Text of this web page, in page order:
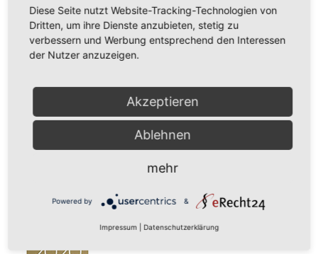
Diese Seite nutzt Website-Tracking-Technologien von
Dritten, um ihre Dienste anzubieten, stetig zu
verbessern und Werbung entsprechend den Interessen
der Nutzer anzuzeigen.
Akzeptieren
Ablehnen
mehr
Powered by &
Impressum Datenschutzerklärung